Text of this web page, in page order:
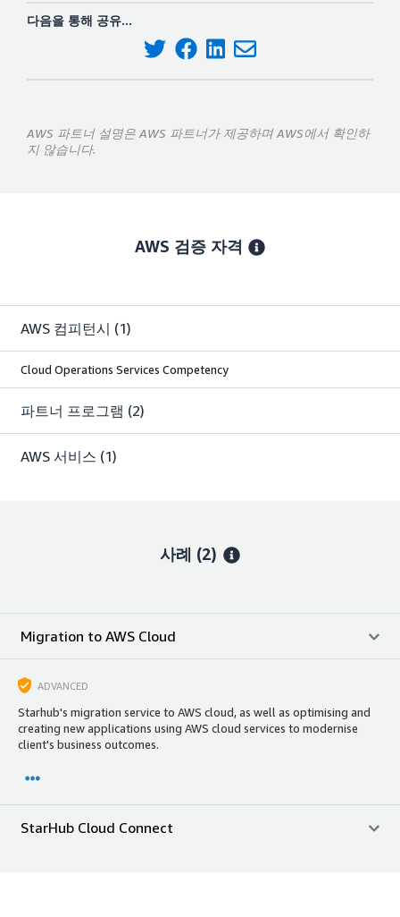
다음을 통해 공유...
AWS 파트너 설명은 AWS 파트너가 제공하며 AWS에서 확인하
지 않습니다.
AWS 검증 자격
AWS 컴피턴시 (1)
Cloud Operations Services Competency
파트너 프로그램 (2)
AWS 서비스 (1)
사례 (2)
Migration to AWS Cloud
ADVANCED
Starhub's migration service to AWS cloud, as well as optimising and
creating new applications using AWS cloud services to modernise
client's business outcomes.
StarHub Cloud Connect